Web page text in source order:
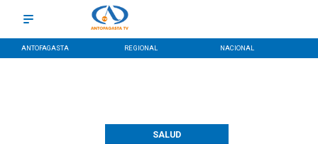
ANTOFAGASTA REGIONAL NACIONAL
SALUD